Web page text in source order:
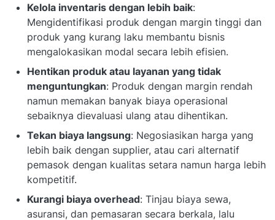
Kelola inventaris dengan lebih baik:
Mengidentifikasi produk dengan margin tinggi dan
produk yang kurang laku membantu bisnis
mengalokasikan modal secara lebih efisien.
Hentikan produk atau layanan yang tidak
menguntungkan: Produk dengan margin rendah
namun memakan banyak biaya operasional
sebaiknya dievaluasi ulang atau dihentikan.
Tekan biaya langsung: Negosiasikan harga yang
lebih baik dengan supplier, atau cari alternatif
pemasok dengan kualitas setara namun harga lebih
kompetitif.
Kurangi biaya overhead: Tinjau biaya sewa,
asuransi, dan pemasaran secara berkala, lalu